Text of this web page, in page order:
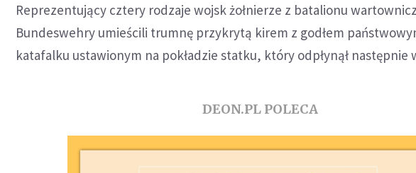
Reprezentujący cztery rodzaje wojsk żołnierze z batalionu
Bundeswehry umieścili trumnę przykrytą kirem z godłem
katafalku ustawionym na pokładzie statku, który odpłynął następnie
DEON.PL POLECA